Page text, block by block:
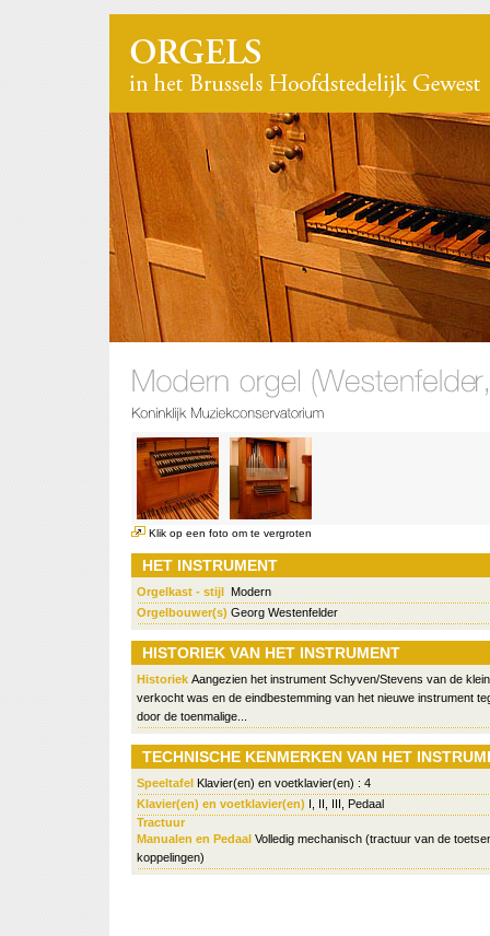
Klik op een foto om te vergroten
HET INSTRUMENT
Orgelkast - stijl Modern
Orgelbouwer(s) Georg Westenfelder
HISTORIEK VAN HET INSTRUMENT
Historiek Aangezien het instrument Schyven/Stevens van de
verkocht was en de eindbestemming van het nieuwe instrument
door de toenmalige...
TECHNISCHE KENMERKEN VAN HET
Speeltafel Klavier(en) en voetklavier(en) : 4
Klavier(en) en voetklavier(en) I, II, III, Pedaal
Tractuur
Manualen en Pedaal Volledig mechanisch (tractuur van de
koppelingen)